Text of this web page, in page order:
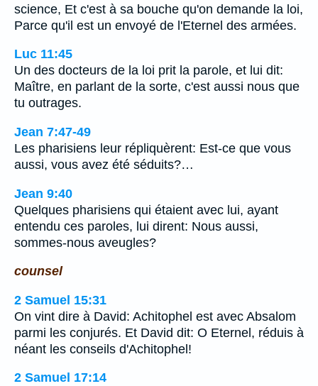
science, Et c'est à sa bouche qu'on demande la loi,
Parce qu'il est un envoyé de l'Eternel des armées.
Luc 11:45
Un des docteurs de la loi prit la parole, et lui dit:
Maître, en parlant de la sorte, c'est aussi nous que
tu outrages.
Jean 7:47-49
Les pharisiens leur répliquèrent: Est-ce que vous
aussi, vous avez été séduits?…
Jean 9:40
Quelques pharisiens qui étaient avec lui, ayant
entendu ces paroles, lui dirent: Nous aussi,
sommes-nous aveugles?
counsel
2 Samuel 15:31
On vint dire à David: Achitophel est avec Absalom
parmi les conjurés. Et David dit: O Eternel, réduis à
néant les conseils d'Achitophel!
2 Samuel 17:14